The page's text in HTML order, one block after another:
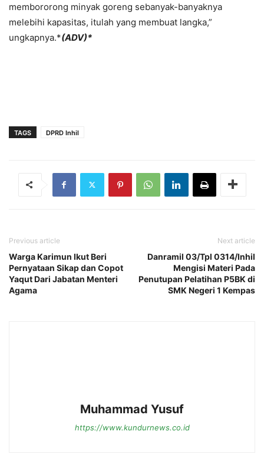
membororong minyak goreng sebanyak-banyaknya
melebihi kapasitas, itulah yang membuat langka,”
ungkapnya.*(ADV)*
TAGS DPRD Inhil
Previous article
Warga Karimun Ikut Beri
Pernyataan Sikap dan Copot
Yaqut Dari Jabatan Menteri
Agama
Next article
Danramil 03/Tpl 0314/Inhil
Mengisi Materi Pada
Penutupan Pelatihan P5BK di
SMK Negeri 1 Kempas
Muhammad Yusuf
https://www.kundurnews.co.id